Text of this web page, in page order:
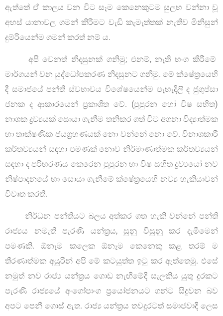
ඇත්තේ ඒ කාලය වන විට සෑම කෙනෙකුටම සුලභ වන්නා වූ
අහස් යානාවල ගමන් කිරීමට වැඩි කැමැත්තක් නැතිව මිනිසුන්
දුම්රියෙන්ම ගමන් කරත් නම් ය.
අපි වෙනත් නිදසුනක් ගනිමු; එනම්, නැති භංග කිරීමේ
මාර්ගයන් වන යුද්ධෝපකරණ නිදසුනට ගනිමු. මේ ක්ෂේත්‍රයෙහි
දී සමාජයේ පන්ති ස්වභාවය විශේෂයෙන්ම පැහැදිලි ද ජුගුප්සා
ජනක ද ආකාරයෙන් ප්‍රකාශිත වේ. (පුපුරන හෝ විෂ සහිත)
නාශක ද්‍රව්‍යයක් සොයා ගැනීම තනිකර ගත් විට අගනා විද්‍යාත්මක
හා තාක්ෂණික ජයග්‍රහණයක් නො වන්නේ නො වේ. විනාශකාරී
කර්තව්‍යයන් සඳහා පමණක් නොව නිර්මාණාත්මක කර්තව්‍යයන්
සඳහා ද පරිහරණය කෙරෙන පුපුරන හා විෂ සහිත ද්‍රව්‍යයෝ නව
නිෂ්පාදනයේ හා සොයා ගැනීමේ ක්ෂේත්‍රයෙහි නව්‍ය හැකියාවන්
විවෘත කරති.
නිර්ධන පන්තියට බලය අත්කර ගත හැකි වන්නේ පන්ති
රාජ්‍යය නමැති පැරණි යන්ත්‍රය, සුනු විසුනු කර දැමීමෙන්
පමණකි. ඕනෑම කලෙක ඕනෑම කෙනෙකු කළ තරම් ම
තීරණාත්මක අයුරින් අපි මේ කටයුත්ත ඉටු කර ඇත්තෙමු. එසේ
නමුත් නව රාජ්‍ය යන්ත්‍රය ගොඩ නැඟීමේදී සැලකිය යුතු දුරකට
පැරණි රාජ්‍යයේ අංගෝපාංග ප්‍රයෝජනයට ගන්ට සිදුවන බව
අපට පෙනී ගොස් ඇත. රාජ්‍ය යන්ත්‍රය තවදුරටත් සමාජවාදී ලෙස